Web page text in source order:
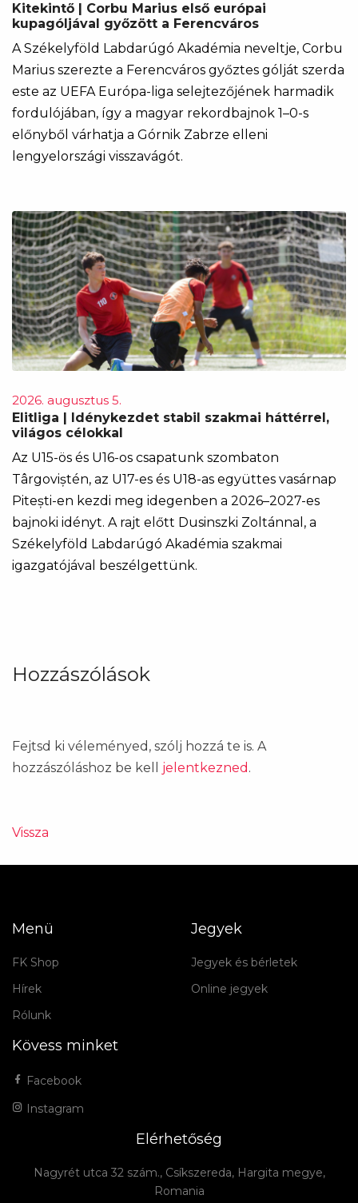
Kitekintő | Corbu Marius első európai
kupagóljával győzött a Ferencváros
A Székelyföld Labdarúgó Akadémia neveltje, Corbu
Marius szerezte a Ferencváros győztes gólját szerda
este az UEFA Európa-liga selejtezőjének harmadik
fordulójában, így a magyar rekordbajnok 1–0-s
előnyből várhatja a Górnik Zabrze elleni
lengyelországi visszavágót.
2026. augusztus 5.
Elitliga | Idénykezdet stabil szakmai háttérrel,
világos célokkal
Az U15-ös és U16-os csapatunk szombaton
Târgoviștén, az U17-es és U18-as együttes vasárnap
Pitești-en kezdi meg idegenben a 2026–2027-es
bajnoki idényt. A rajt előtt Dusinszki Zoltánnal, a
Székelyföld Labdarúgó Akadémia szakmai
igazgatójával beszélgettünk.
Hozzászólások
Fejtsd ki véleményed, szólj hozzá te is. A
hozzászóláshoz be kell jelentkezned .
Vissza
Menü
FK Shop
Hírek
Rólunk
Jegyek
Jegyek és bérletek
Online jegyek
Kövess minket
Facebook
Instagram
Elérhetőség
Nagyrét utca 32 szám., Csíkszereda, Hargita megye,
Romania